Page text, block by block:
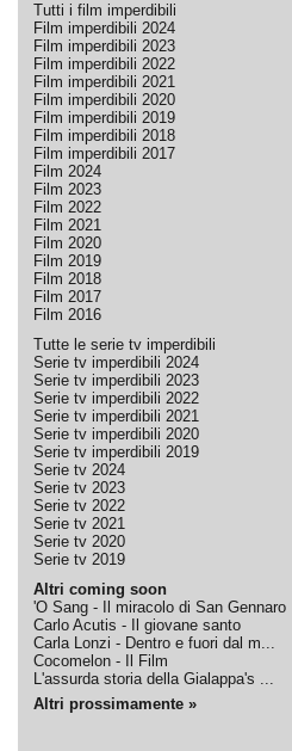
Tutti i film imperdibili
Film imperdibili 2024
Film imperdibili 2023
Film imperdibili 2022
Film imperdibili 2021
Film imperdibili 2020
Film imperdibili 2019
Film imperdibili 2018
Film imperdibili 2017
Film 2024
Film 2023
Film 2022
Film 2021
Film 2020
Film 2019
Film 2018
Film 2017
Film 2016
Tutte le serie tv imperdibili
Serie tv imperdibili 2024
Serie tv imperdibili 2023
Serie tv imperdibili 2022
Serie tv imperdibili 2021
Serie tv imperdibili 2020
Serie tv imperdibili 2019
Serie tv 2024
Serie tv 2023
Serie tv 2022
Serie tv 2021
Serie tv 2020
Serie tv 2019
Altri coming soon
'O Sang - Il miracolo di San Gennaro
Carlo Acutis - Il giovane santo
Carla Lonzi - Dentro e fuori dal m...
Cocomelon - Il Film
L'assurda storia della Gialappa's ...
Altri prossimamente »